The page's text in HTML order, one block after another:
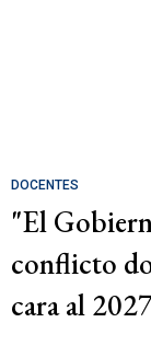
DOCENTES
"El
conflicto
cara al